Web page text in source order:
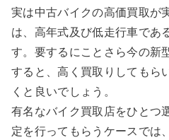
実は中古バイクの高価買取が
は、高年式及び低走行車であ
す。要するにことさら今の新
すると、高く買取りしてもら
くと良いでしょう。
有名なバイク買取店をひとつ
定を行ってもらうケースでは